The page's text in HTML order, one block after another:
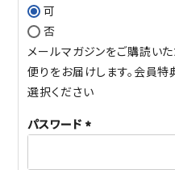
可
否
メールマガジンをご購読い
便りをお届けします。会員特
選択ください
パスワード